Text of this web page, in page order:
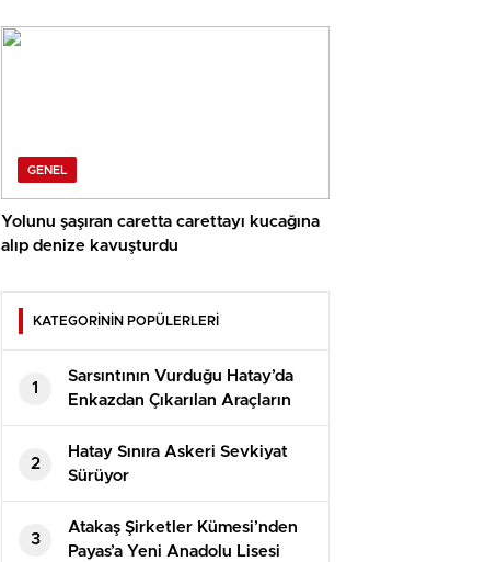
GENEL
Yolunu şaşıran caretta carettayı kucağına
alıp denize kavuşturdu
KATEGORİNİN POPÜLERLERİ
1
Sarsıntının Vurduğu Hatay’da
Enkazdan Çıkarılan Araçların
Teslimatı Devam Ediyor
2
Hatay Sınıra Askeri Sevkiyat
Sürüyor
3
Atakaş Şirketler Kümesi’nden
Payas’a Yeni Anadolu Lisesi